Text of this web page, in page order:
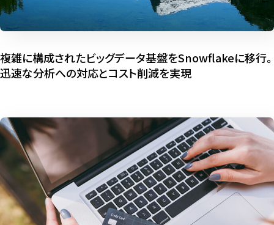
複雑に構成されたビッグデータ基盤をSnowflakeに移行。
迅速な分析への対応とコスト削減を実現